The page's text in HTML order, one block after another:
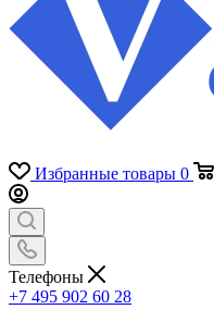
Избранные товары 0
Телефоны
+7 495 902 60 28